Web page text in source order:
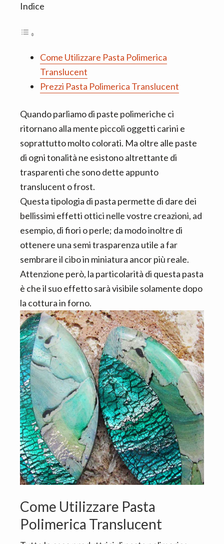
b
Indice
Come Utilizzare Pasta Polimerica
Translucent
Prezzi Pasta Polimerica Translucent
Quando parliamo di paste polimeriche ci
ritornano alla mente piccoli oggetti carini e
soprattutto molto colorati. Ma oltre alle paste
di ogni tonalità ne esistono altrettante di
trasparenti che sono dette appunto
translucent o frost.
Questa tipologia di pasta permette di dare dei
bellissimi effetti ottici nelle vostre creazioni, ad
esempio, di fiori o perle; da modo inoltre di
ottenere una semi trasparenza utile a far
sembrare il cibo in miniatura ancor più reale.
Attenzione però, la particolarità di questa pasta
è che il suo effetto sarà visibile solamente dopo
la cottura in forno.
Come Utilizzare Pasta
Polimerica Translucent